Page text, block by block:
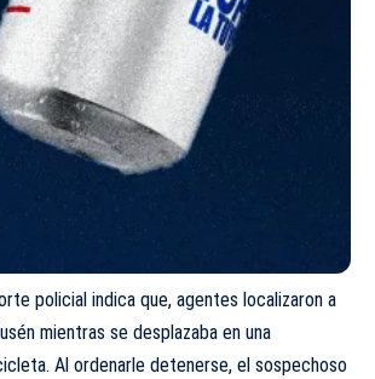
policial indica que, agentes localizaron a
mientras se desplazaba en una
Al ordenarle detenerse, el sospechoso